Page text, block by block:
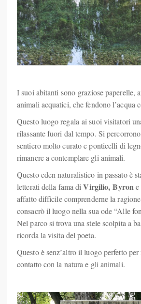
I suoi abitanti sono graziose paperelle,
animali acquatici, che fendono l’acqua
Questo luogo regala ai suoi visitatori
rilassante fuori dal tempo. Si
sentiero molto curato e ponticelli di
rimanere a contemplare gli animali.
Questo eden naturalistico in passato è
letterati della fama diVirgilio,Byrone
affatto difficile comprenderne la
consacrò il luogo nella sua ode “Alle
Nel parco si trova una stele scolpita a
ricorda la visita del poeta.
Questo è senz’altro il luogo perfetto per
contatto con la natura e gli animali.